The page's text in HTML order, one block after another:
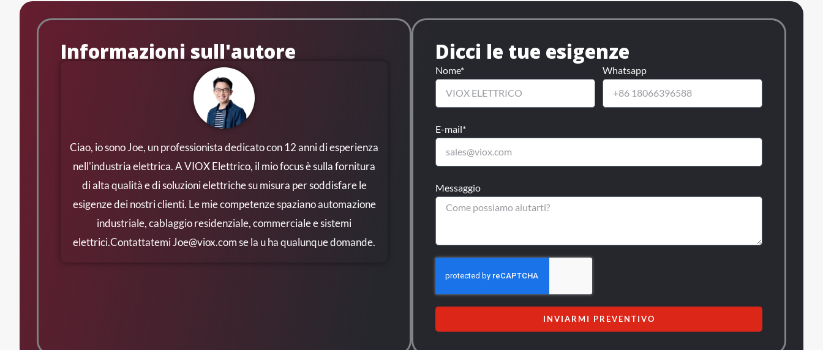
Informazioni sull'autore
Ciao, io sono Joe, un professionista dedicato con 12 anni di esperienza
nell'industria elettrica. A VIOX Elettrico, il mio focus è sulla fornitura
di alta qualità e di soluzioni elettriche su misura per soddisfare le
esigenze dei nostri clienti. Le mie competenze spaziano automazione
industriale, cablaggio residenziale, commerciale e sistemi
elettrici.ContattatemiJoe@viox.comse la u ha qualunque domande.
Dicci le tue esigenze
Nome* Whatsapp
E-mail*
Messaggio
INVIARMI PREVENTIVO